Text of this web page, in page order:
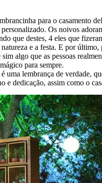
para o casamento
Os noivos
que destes, 4 eles que
e a festa. E por último,
algo que as pessoas
mágico para sempre.
uma lembrança de verdade,
e dedicação, assim como o